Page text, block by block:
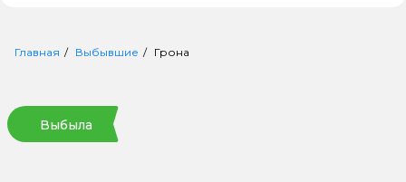
Главная Выбывшие Грона
Выбыла